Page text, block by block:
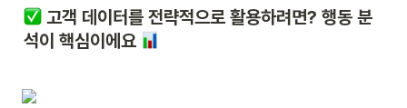
고객 데이터를 전략적으로 활용하려면? 행동 분
석이 핵심이에요